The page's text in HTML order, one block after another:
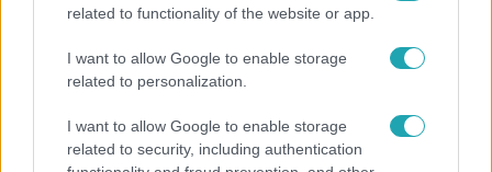
related to functionality of the website or app.
I want to allow Google to enable storage
related to personalization.
I want to allow Google to enable storage
related to security, including authentication
Nagyvilág
Nem Bécs lett az első: ezekben a városokban a
legjobb élni 2026-ban